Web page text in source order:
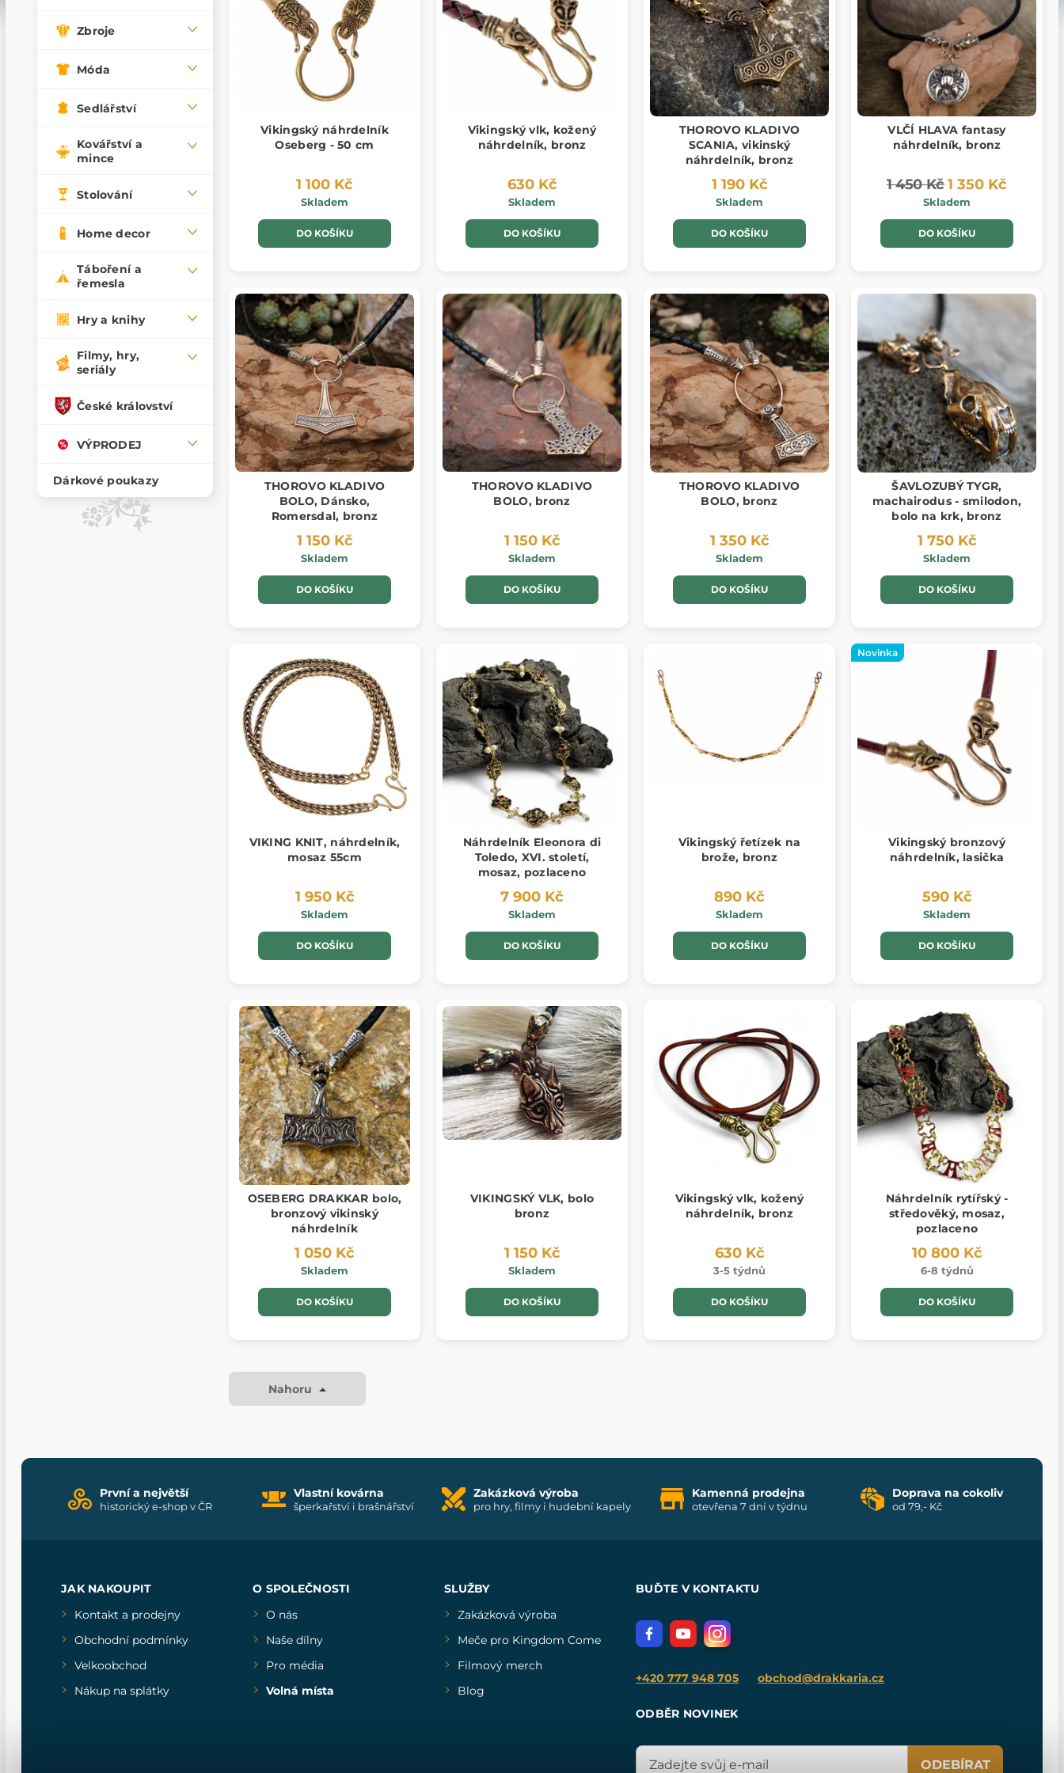
Zbroje
Móda
Sedlářství
Kovářství a
mince
Stolování
Home decor
Táboření a
řemesla
Hry a knihy
Filmy, hry,
seriály
České království
VÝPRODEJ
Dárkové poukazy
Vikingský náhrdelník
Oseberg - 50 cm
1 100 Kč
Skladem
DO KOŠÍKU
Vikingský vlk, kožený
náhrdelník, bronz
630 Kč
Skladem
DO KOŠÍKU
THOROVO KLADIVO
SCANIA, vikinský
náhrdelník, bronz
1 190 Kč
Skladem
DO KOŠÍKU
VLČÍ HLAVA fantasy
náhrdelník, bronz
1 450 Kč1 350 Kč
Skladem
DO KOŠÍKU
THOROVO KLADIVO
BOLO, Dánsko,
Romersdal, bronz
1 150 Kč
Skladem
DO KOŠÍKU
THOROVO KLADIVO
BOLO, bronz
1 150 Kč
Skladem
DO KOŠÍKU
THOROVO KLADIVO
BOLO, bronz
1 350 Kč
Skladem
DO KOŠÍKU
ŠAVLOZUBÝ TYGR,
machairodus - smilodon,
bolo na krk, bronz
1 750 Kč
Skladem
DO KOŠÍKU
VIKING KNIT, náhrdelník,
mosaz 55cm
1 950 Kč
Skladem
DO KOŠÍKU
Náhrdelník Eleonora di
Toledo, XVI. století,
mosaz, pozlaceno
7 900 Kč
Skladem
DO KOŠÍKU
Vikingský řetízek na
brože, bronz
890 Kč
Skladem
DO KOŠÍKU
Novinka
Vikingský bronzový
náhrdelník, lasička
590 Kč
Skladem
DO KOŠÍKU
OSEBERG DRAKKAR bolo,
bronzový vikinský
náhrdelník
1 050 Kč
Skladem
DO KOŠÍKU
VIKINGSKÝ VLK, bolo
bronz
1 150 Kč
Skladem
DO KOŠÍKU
Vikingský vlk, kožený
náhrdelník, bronz
630 Kč
3-5 týdnů
DO KOŠÍKU
Náhrdelník rytířský -
středověký, mosaz,
pozlaceno
10 800 Kč
6-8 týdnů
DO KOŠÍKU
Nahoru
První a největší
historický e-shop v ČR
Vlastní kovárna
šperkařství i brašnářství
Zakázková výroba
pro hry, filmy i hudební kapely
Kamenná prodejna
otevřena 7 dní v týdnu
Doprava na cokoliv
od 79,- Kč
JAK NAKOUPIT
Kontakt a prodejny
Obchodní podmínky
Velkoobchod
Nákup na splátky
O SPOLEČNOSTI
O nás
Naše dílny
Pro média
Volná místa
SLUŽBY
Zakázková výroba
Meče pro Kingdom Come
Filmový merch
Blog
BUĎTE V KONTAKTU
+420 777 948 705 obchod@drakkaria.cz
ODBĚR NOVINEK
ODEBÍRAT